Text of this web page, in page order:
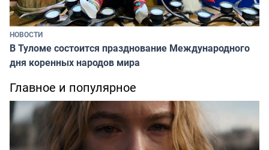
НОВОСТИ
В Туломе состоится празднование Международного
дня коренных народов мира
Главное и популярное